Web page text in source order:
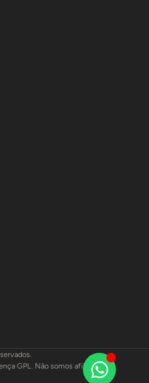
GPL. Não somos afiliados aos